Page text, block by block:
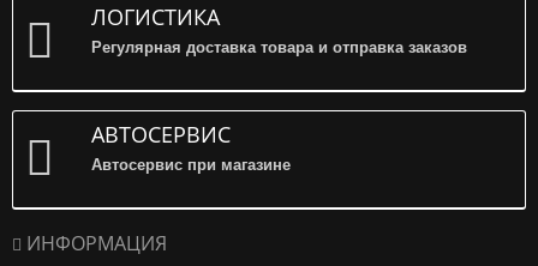
ЛОГИСТИКА
Регулярная доставка товара и отправка заказов
АВТОСЕРВИС
Автосервис при магазине
ИНФОРМАЦИЯ